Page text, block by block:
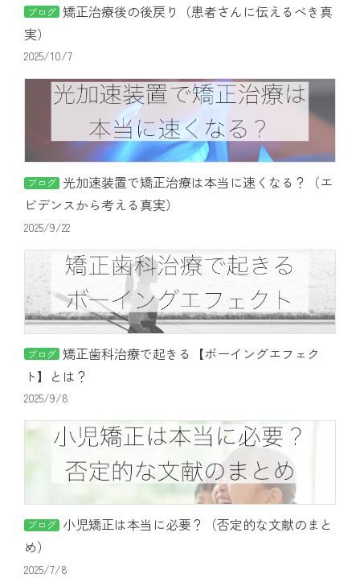
ブログ 矯正治療後の後戻り（患者さんに伝えるべき真
実）
2025/10/7
ブログ 光加速装置で矯正治療は本当に速くなる？（エ
ビデンスから考える真実）
2025/9/22
ブログ 矯正歯科治療で起きる【ボーイングエフェク
ト】とは？
2025/9/8
ブログ 小児矯正は本当に必要？（否定的な文献のまと
め）
2025/7/8